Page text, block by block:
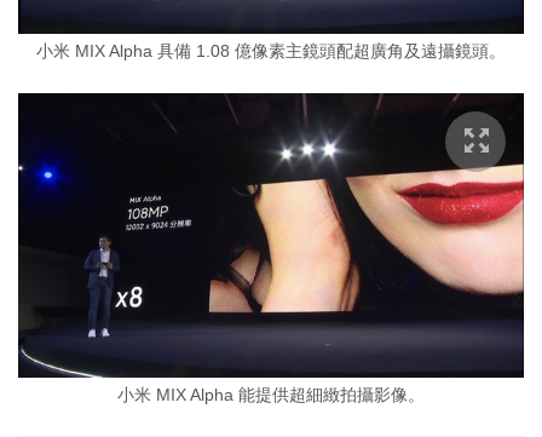
小米 MIX Alpha 具備 1.08 億像素主鏡頭配超廣角及遠攝鏡頭。
小米 MIX Alpha 能提供超細緻拍攝影像。